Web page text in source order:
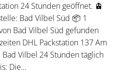
24 Stunden geöffnet. 🚊
Bad Vilbel Süd 📦 1
Bad Vilbel Süd gefunden
DHL Packstation 137 Am
Vilbel 24 Stunden täglich
Die…